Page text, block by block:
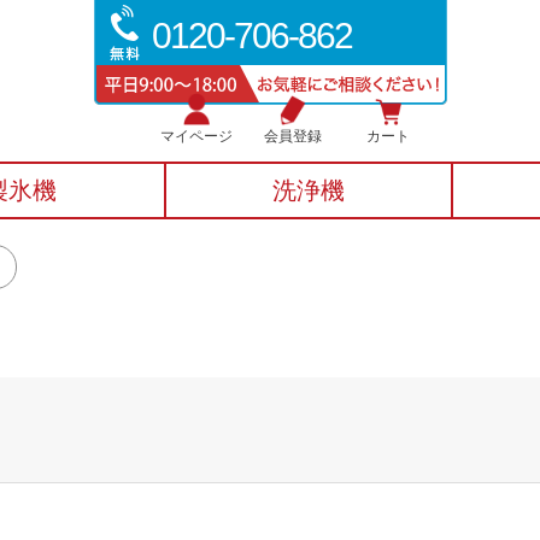
0120-706-862
マイページ 会員登録 カート
氷機 洗浄機